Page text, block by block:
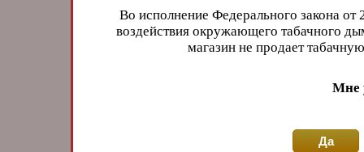
Во исполнение Федерального закона
воздействия окружающего табачного
магазин не продает
Мне
Да